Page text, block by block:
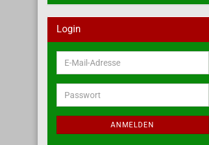
Login
E-
Mail-
Adresse
Passwort
ANMELDEN